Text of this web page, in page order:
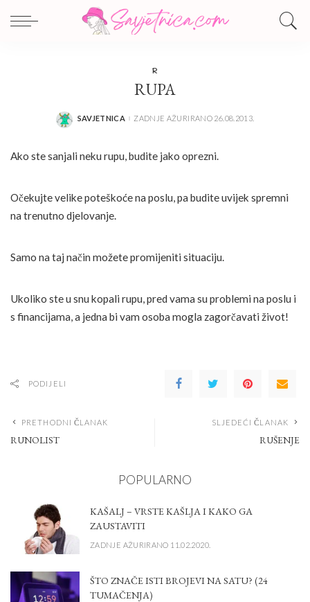
R
RUPA
POSTED
SAVJETNICA ZADNJE AŽURIRANO 26.08.2013.
Ako ste sanjali neku rupu, budite jako oprezni.
Očekujte velike poteškoće na poslu, pa budite uvijek spremni
na trenutno djelovanje.
Samo na taj način možete promijeniti situaciju.
Ukoliko ste u snu kopali rupu, pred vama su problemi na poslu i
s financijama, a jedna bi vam osoba mogla zagorčavati život!
PODIJELI
PRETHODNI ČLANAK
RUNOLIST
SLJEDEĆI ČLANAK
RUŠENJE
POPULARNO
KAŠALJ – VRSTE KAŠLJA I KAKO GA
ZAUSTAVITI
ZADNJE AŽURIRANO 11.02.2020.
ŠTO ZNAČE ISTI BROJEVI NA SATU? (24
TUMAČENJA)